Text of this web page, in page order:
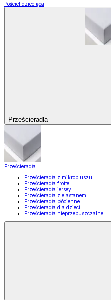
Pościel dziecięca
Prześcieradła
Prześcieradła
Prześcieradła z mikropluszu
Prześcieradła frotte
Prześcieradła jersey
Prześcieradła z elastanem
Prześcieradła płócienne
Prześcieradła dla dzieci
Prześcieradła nieprzepuszczalne